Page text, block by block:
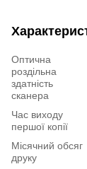
Оптична
роздільна
здатність
сканера
Час виходу
першої копії
Місячний обсяг
друку